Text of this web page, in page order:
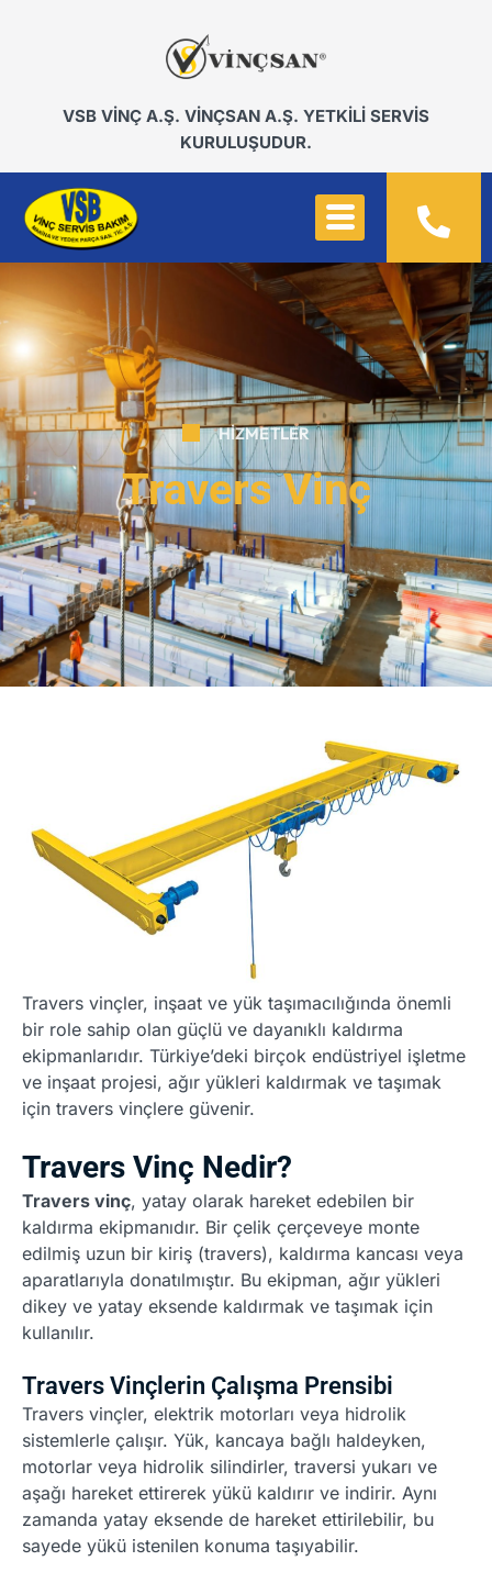
VSB VİNÇ A.Ş. VİNÇSAN A.Ş. YETKİLİ SERVİS
KURULUŞUDUR.
HIZMETLER
Travers Vinç
Travers vinçler, inşaat ve yük taşımacılığında önemli
bir role sahip olan güçlü ve dayanıklı kaldırma
ekipmanlarıdır. Türkiye’deki birçok endüstriyel işletme
ve inşaat projesi, ağır yükleri kaldırmak ve taşımak
için travers vinçlere güvenir.
Travers Vinç Nedir?
Travers vinç, yatay olarak hareket edebilen bir
kaldırma ekipmanıdır. Bir çelik çerçeveye monte
edilmiş uzun bir kiriş (travers), kaldırma kancası veya
aparatlarıyla donatılmıştır. Bu ekipman, ağır yükleri
dikey ve yatay eksende kaldırmak ve taşımak için
kullanılır.
Travers Vinçlerin Çalışma Prensibi
Travers vinçler, elektrik motorları veya hidrolik
sistemlerle çalışır. Yük, kancaya bağlı haldeyken,
motorlar veya hidrolik silindirler, traversi yukarı ve
aşağı hareket ettirerek yükü kaldırır ve indirir. Aynı
zamanda yatay eksende de hareket ettirilebilir, bu
sayede yükü istenilen konuma taşıyabilir.